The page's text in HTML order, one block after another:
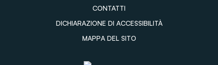
CONTATTI
DICHIARAZIONE DI ACCESSIBILITÀ
MAPPA DEL SITO